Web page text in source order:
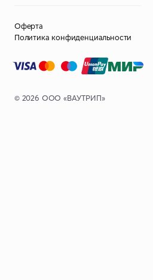
Оферта
Политика конфиденциальности
© 2026 ООО «ВАУТРИП»